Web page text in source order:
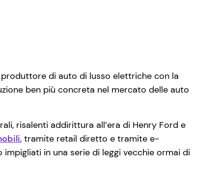
di auto di lusso elettriche con la
ben più concreta nel mercato delle auto
risalenti addirittura all’era di Henry Ford e
, tramite retail diretto e tramite e-
in una serie di leggi vecchie ormai di